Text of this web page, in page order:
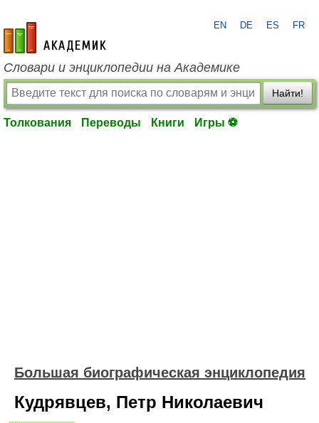
academic.ru
EN DE ES FR
Словари и энциклопедии на Академике
Найти!
Толкования Переводы Книги Игры ⚽
Большая биографическая энциклопедия
Кудрявцев, Петр Николаевич